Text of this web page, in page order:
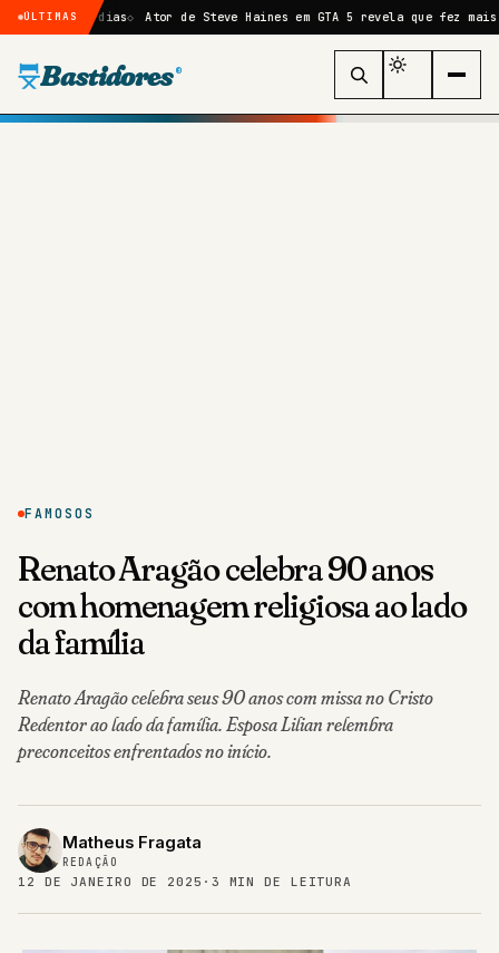
ÚLTIMAS
10 dias Ator de Steve Haines em GTA 5 revela que fez mais de 60
Bastidores ®
FAMOSOS
Renato Aragão celebra 90 anos
com homenagem religiosa ao lado
da família
Renato Aragão celebra seus 90 anos com missa no Cristo
Redentor ao lado da família. Esposa Lilian relembra
preconceitos enfrentados no início.
Matheus Fragata
REDAÇÃO
12 DE JANEIRO DE 2025 · 3 MIN DE LEITURA